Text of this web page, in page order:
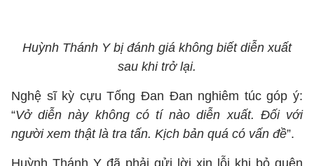
Huỳnh Thánh Y bị đánh giá không biết diễn xuất
sau khi trở lại.
Nghệ sĩ kỳ cựu Tống Đan Đan nghiêm túc góp ý:
“Vở diễn này không có tí nào diễn xuất. Đối với
người xem thật là tra tấn. Kịch bản quá có vấn đề”.
Huỳnh Thánh Y đã phải gửi lời xin lỗi khi bỏ quên